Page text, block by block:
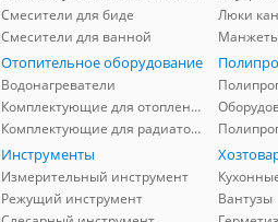
Смесители для биде
Смесители для ванной
Люки
Отопительное оборудование
Водонагреватели
Комплектующие для отопления
Комплектующие для радиаторов
Инструменты
Измерительный инструмент
Режущий инструмент
Вантузы